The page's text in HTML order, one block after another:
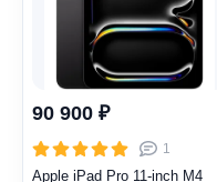
90 900 ₽
1
Apple iPad Pro 11-inch M4